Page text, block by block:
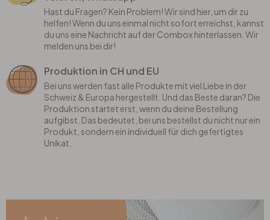
Hast du Fragen? Kein Problem! Wir sind hier, um dir zu
helfen! Wenn du uns einmal nicht sofort erreichst, kannst
du uns eine Nachricht auf der Combox hinterlassen. Wir
melden uns bei dir!
Produktion in CH und EU
Bei uns werden fast alle Produkte mit viel Liebe in der
Schweiz & Europa hergestellt. Und das Beste daran? Die
Produktion startet erst, wenn du deine Bestellung
aufgibst. Das bedeutet, bei uns bestellst du nicht nur ein
Produkt, sondern ein individuell für dich gefertigtes
Unikat.